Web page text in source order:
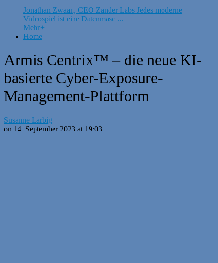
Jonathan Zwaan, CEO Zander Labs Jedes moderne
Videospiel ist eine Datenmasc ...
Mehr+
Home
Armis Centrix™ – die neue KI-
basierte Cyber-Exposure-
Management-Plattform
Susanne Larbig
on 14. September 2023 at 19:03